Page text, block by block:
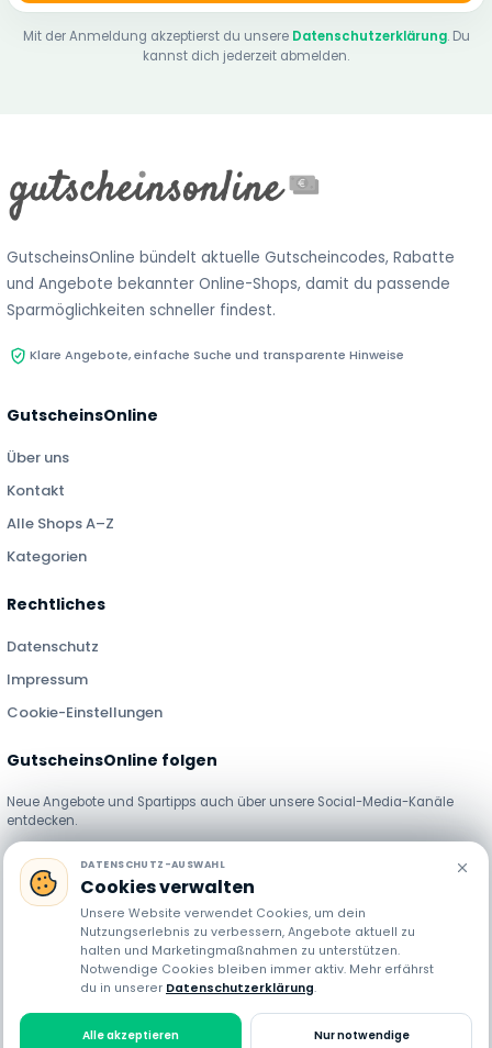
Mit der Anmeldung akzeptierst du unsere Datenschutzerklärung. Du
kannst dich jederzeit abmelden.
GutscheinsOnline bündelt aktuelle Gutscheincodes, Rabatte
und Angebote bekannter Online-Shops, damit du passende
Sparmöglichkeiten schneller findest.
Klare Angebote, einfache Suche und transparente Hinweise
GutscheinsOnline
Über uns
Kontakt
Alle Shops A–Z
Kategorien
Rechtliches
Datenschutz
Impressum
Cookie-Einstellungen
GutscheinsOnline folgen
Neue Angebote und Spartipps auch über unsere Social-Media-Kanäle
entdecken.
GutscheinsOnline stellt Gutscheincodes, Rabatte und Angebote
verschiedener Händler bereit. Preise, Verfügbarkeit und Bedingungen können
sich jederzeit ändern. Einige Links sind Affiliate-Links. Bei einer Nutzung
erhalten wir möglicherweise eine Provision, ohne dass dir zusätzliche Kosten
DATENSCHUTZ-AUSWAHL
Cookies verwalten
Unsere Website verwendet Cookies, um dein
Nutzungserlebnis zu verbessern, Angebote aktuell zu
halten und Marketingmaßnahmen zu unterstützen.
Notwendige Cookies bleiben immer aktiv. Mehr erfährst
du in unserer Datenschutzerklärung.
Alle akzeptieren Nur notwendige